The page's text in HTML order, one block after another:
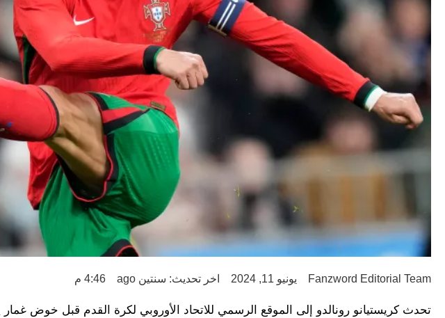
Fanzword Editorial Team يونيو 11, 2024 اخر تحديث: سنتين ago 4:46 م